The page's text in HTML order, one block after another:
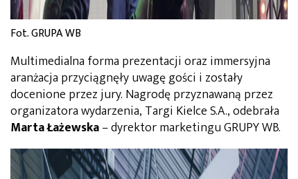
Fot. GRUPA WB
Multimedialna forma prezentacji oraz immersyjna
aranżacja przyciągnęły uwagę gości i zostały
docenione przez jury. Nagrodę przyznawaną przez
organizatora wydarzenia, Targi Kielce S.A., odebrała
Marta Łażewska– dyrektor marketingu GRUPY WB.